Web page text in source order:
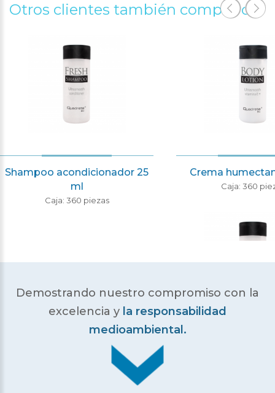
Otros clientes también compraron
Shampoo acondicionador 25
ml
Caja: 360 piezas
Crema
Caja: 360
Demostrando nuestro compromiso con la
excelencia y la responsabilidad
medioambiental.